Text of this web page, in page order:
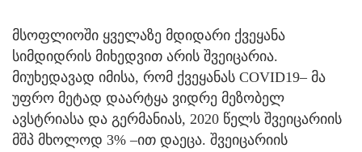
მსოფლიოში ყველაზე მდიდარი ქვეყანა
სიმდიდრის მიხედვით არის შვეიცარია.
მიუხედავად იმისა, რომ ქვეყანას COVID19– მა
უფრო მეტად დაარტყა ვიდრე მეზობელ
ავსტრიასა და გერმანიას, 2020 წელს შვეიცარიის
მშპ მხოლოდ 3% –ით დაეცა. შვეიცარიის